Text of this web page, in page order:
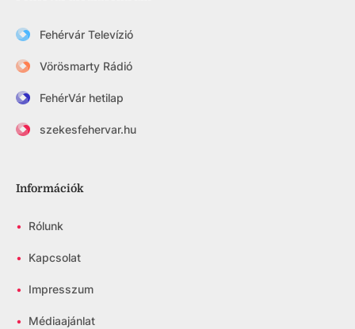
Fehérvár Televízió
Vörösmarty Rádió
FehérVár hetilap
szekesfehervar.hu
Információk
• Rólunk
• Kapcsolat
• Impresszum
• Médiaajánlat